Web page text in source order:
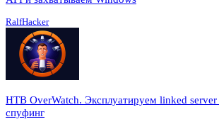
RalfHacker
HTB OverWatch. Эксплуатируем linked server
спуфинг